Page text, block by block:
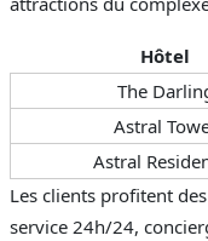
Hôtel
The
Astral
Astral
Les clients profitent
service 24h/24,